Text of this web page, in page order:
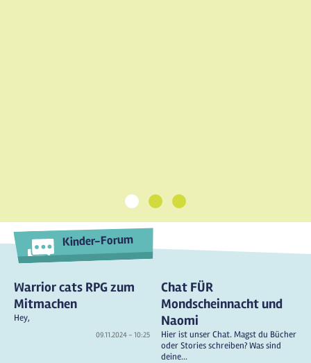
1 2 3
Kinder-Forum
Warrior cats RPG zum
Mitmachen
Hey,
09.11.2024 - 10:25
Chat FÜR
Mondscheinnacht und
Naomi
Hier ist unser Chat. Magst du Bücher
oder Stories schreiben? Was sind
deine...